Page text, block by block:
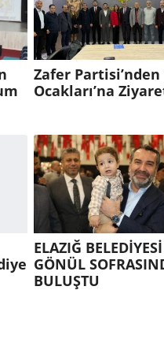
Zafer
Ocakları’na
ELAZIĞ BELEDİYESİ
GÖNÜL
BULUŞTU